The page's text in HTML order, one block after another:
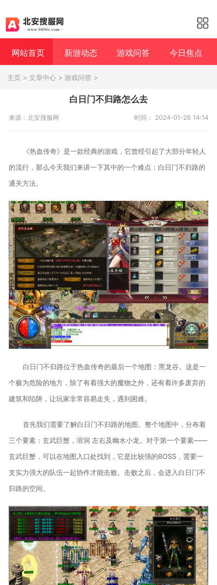
网站首页 新游动态 游戏问答 今日焦点
主页 > 文章中心 > 游戏问答 >
白日门不归路怎么去
来源：北安搜服网 时间： 2024-01-26 14:14
《热血传奇》是一款经典的游戏，它曾经引起了大部分年轻人
的流行，那么今天我们来讲一下其中的一个难点：白日门不归路的
通关方法。
白日门不归路位于热血传奇的最后一个地图：黑龙谷。这是一
个极为危险的地方，除了有着强大的魔物之外，还有着许多废弃的
建筑和陷阱，让玩家非常容易走失，遇到困难。
首先我们需要了解白日门不归路的地图。整个地图中，分布着
三个要素：玄武巨蟹，溶洞 左右及幽水小龙。对于第一个要素——
玄武巨蟹，可以在地图入口处找到，它是比较强的BOSS，需要一
支实力强大的队伍一起协作才能击败。击败之后，会进入白日门不
归路的空间。